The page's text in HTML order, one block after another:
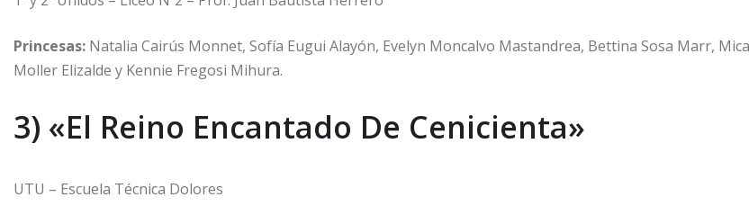
Princesas: Natalia Cairús Monnet, Sofía Eugui Alayón, Evelyn Moncalvo Mastandrea, Bettina Sosa Marr,
Moller Elizalde y Kennie Fregosi Mihura.
3) «El Reino Encantado De Cenicienta»
UTU – Escuela Técnica Dolores